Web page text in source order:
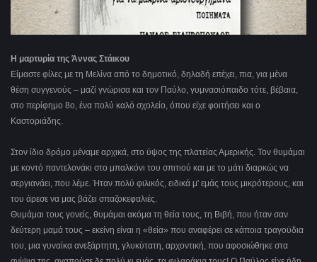
Η μαρτυρία της Άννας Στάικου
Είμαστε φίλες με τη Μελίνα από το δημοτικό, δηλαδή επέχει, πια, για μένα
θέση συγγενούς – μαζί γνώρισα και τον Παύλο, γυμνασιόπαιδο τότε, βέβαια,
στο περίφημο 8ο, ένα πολύ καλό σχολείο, όπου είχε φοιτήσει και ο
Καστοριάδης.
Στον ίδιο δρόμο μέναμε αρχικά, στο ύψος της πλατείας Αμερικής. Τον θυμάμαι
με κοντό παντελονάκι στο μπαλκόνι του σπιτιού και με το μάτι διαρκώς να
σεργιανάει, που λέμε. Ήταν πολύ φιλικός, ειδικά μ' εμάς τους μικρότερους, και
του άρεσε να μας βάζει σπαζοκεφαλιές.
Θυμάμαι τους γονείς, θυμάμαι ακόμα τη θεία τους, τη Βιβή, που ήταν σαν
δεύτερη μαμά τους – εκείνη είναι η «θεία» που αναφέρει σε κάποια τραγούδια
του, μια γυναίκα ανεξάρτητη, γλυκύτατη, αρχοντική, που αφοσιώθηκε στα